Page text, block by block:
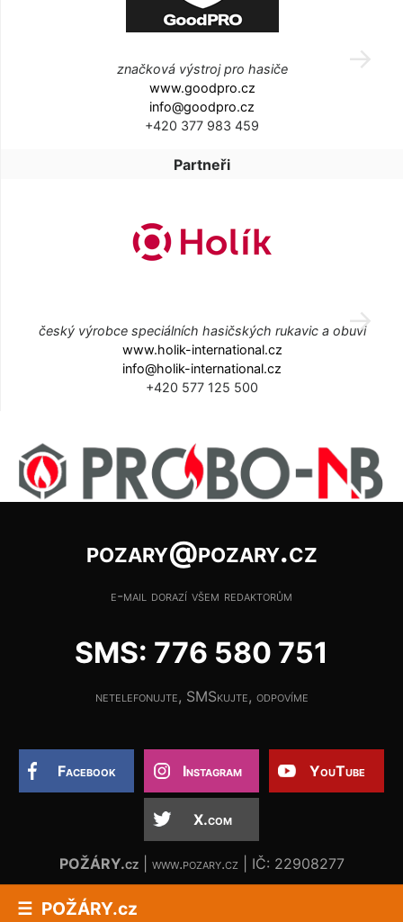
POŽÁRY.cz
značková výstroj pro hasiče
www.goodpro.cz
info@goodpro.cz
+420 377 983 459
Partneři
český výrobce speciálních hasičských rukavic a obuvi
www.holik-international.cz
info@holik-international.cz
+420 577 125 500
pozary@pozary.cz
e-mail dorazí všem redaktorům
SMS: 776 580 751
netelefonujte, SMSkujte, odpovíme
Facebook Instagram YouTube
X.com
POŽÁRY.cz| www.pozary.cz | IČ: 22908277